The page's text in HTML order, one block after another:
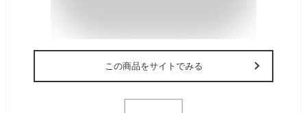
この商品をサイトでみる